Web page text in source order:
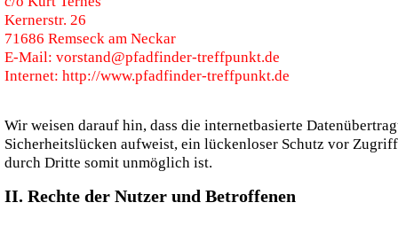
Kernerstr. 26
71686 Remseck am Neckar
E-Mail: vorstand@pfadfinder-treffpunkt.de
Internet: http://www.pfadfinder-treffpunkt.de
Wir weisen darauf hin, dass die internetbasierte
Sicherheitslücken aufweist, ein lückenloser Schutz vor
durch Dritte somit unmöglich ist.
II. Rechte der Nutzer und Betroffenen